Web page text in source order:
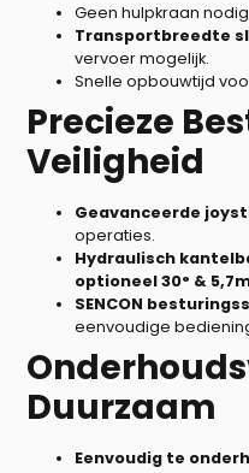
Geen hulpkraan
Transportbreedte
vervoer mogelijk.
Snelle opbouwtijd
Precieze
Veiligheid
Geavanceerde
operaties.
Hydraulisch
optioneel 30° &
SENCON
eenvoudige
Duurzaam
Eenvoudig te